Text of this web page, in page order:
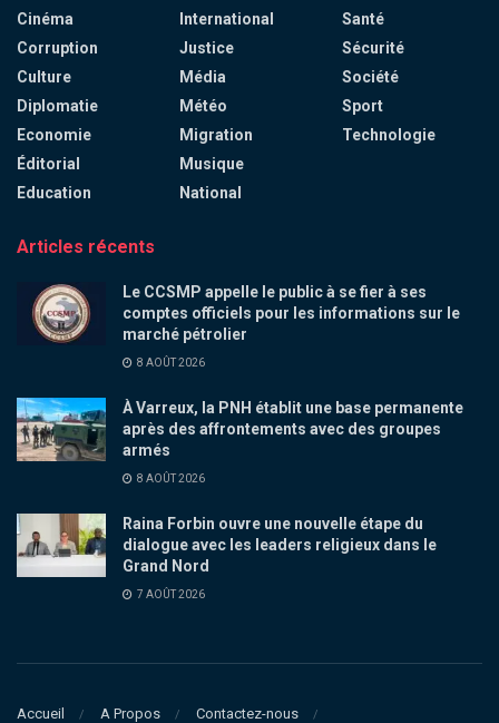
Cinéma
Corruption
Culture
Diplomatie
Economie
Éditorial
Education
International
Justice
Média
Météo
Migration
Musique
National
Santé
Sécurité
Société
Sport
Technologie
Articles récents
Le CCSMP appelle le public à se fier à ses
comptes officiels pour les informations sur le
marché pétrolier
8 AOÛT 2026
À Varreux, la PNH établit une base permanente
après des affrontements avec des groupes
armés
8 AOÛT 2026
Raina Forbin ouvre une nouvelle étape du
dialogue avec les leaders religieux dans le
Grand Nord
7 AOÛT 2026
Accueil A Propos Contactez-nous